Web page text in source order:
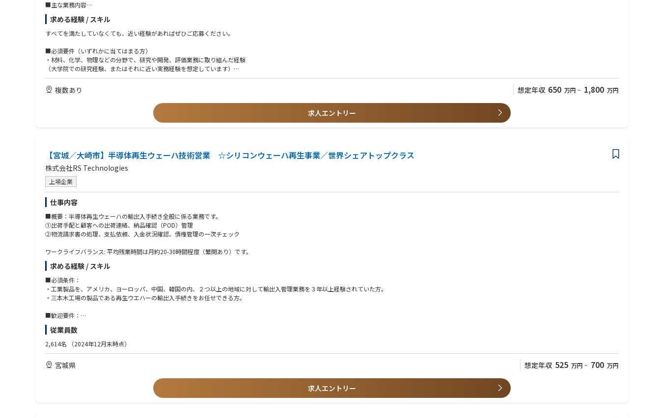
技術知識を活かしたソリューション提案型営業
顧客の生産性改善や新技術導入支援
■主な業務内容
1. 半導体製造装置の立ち上げ
工場に導入されたLam装置を稼働させ、レシピ（プロセス条件）を最適化する
形状異常、膜厚ばらつき、エッチング速度低下などをデータ分析・実験計画（DOE）で改善。歩留まり向上を支援
3. トラブルシュート（原因解析）
4. 顧客との技術連携
評価結果の説明や改善提案、デモンストレーション（お客様向けプロセス紹介）、顧客の量産工場でのプロセス条件作り
課題の定義、実験計画、スケジュール管理、チーム連携
7. 技術指導・ナレッジ共有
装置設置時のトレーニング。若手エンジニア育成
■扱う装置
希望・経験に応じて、以下のいずれかを担当します：
エッチング（Etch）
成膜（Deposition）
洗浄（Wet Clean）
■出張について
・出張無し拠点
北海道オフィス
広島オフィス
北上サービスセンター
求める経験 / スキル
すべてを満たしていなくても、近い経験があればぜひご応募ください。
■必須要件（いずれかに当てはまる方）
・材料、化学、物理などの分野で、研究や開発、評価業務に取り組んだ経験
（大学院での研究経験、またはそれに近い実務経験を想定しています）
・実験や評価を通じて、条件を変えながら結果を確認し、「なぜその結果になったのか」を考え、説明してきた経験
・技術的な内容について、社内外の関係者と会話しながら、認識をすり合わせたり、方針を決めた経験
・現場や装置、実機を扱う業務の中で、想定外のトラブルや課題に対し、原因を考え、対策を実行した経験
（技術的な説明、打ち合わせ、簡単な文書作成を含みます）
・プロジェクトマネジメント
・アプリケーションエンジニア
■以下の経験をお持ちの方は、特に親和性があります
・顧客の要望を整理し、技術的な観点で形にしてきた経験
・技術的な立場で、製品やサービスの価値を説明してきた経験
・社内外を巻き込んで、案件やテーマを前に進めた経験
・半導体材料、製造、装置メーカーでのプロセスエンジニアまたはアプリケーションエンジニア経験
■歓迎要件
・半導体、電子材料、薄膜、成膜、エッチング、洗浄などに関わる知識や経験
（業務経験でなく、研究や評価レベルでも問題ありません）
・装置メーカー、材料メーカー、デバイスメーカーなどでの評価、試作、立ち上げ、顧客対応の経験
・実験結果やデータをまとめ、改善提案や報告を行った経験（DOE、統計手法の名称を使っていなくても問題ありません）
・顧客先や現場での評価対応、技術説明、レポート作成の経験
・英語の技術資料を読むことに抵抗がない方
・複数の関係者と調整しながら、業務やプロジェクトを進めた経験
複数あり 想定年収 650 万円 ~ 1,800 万円
求人エントリー
【宮城／大崎市】半導体再生ウェーハ技術営業 ☆シリコンウェーハ再生事業／世界シェアトップクラス
株式会社RS Technologies
上場企業
仕事内容
■概要：半導体再生ウェーハの輸出入手続き全般に係る業務です。
①出荷手配と顧客への出荷連絡、納品確認（POD）管理
②物流請求書の処理、支払依頼、入金状況確認、債権管理の一次チェック
ワークライフバランス: 平均残業時間は月約20-30時間程度（繁閑あり）です。
求める経験 / スキル
■必須条件：
・工業製品を、アメリカ、ヨーロッパ、中国、韓国の内、２つ以上の地域に対して輸出入管理業務を３年以上経験されていた方。
・三本木工場の製品である再生ウエハーの輸出入手続きをお任せできる方。
■歓迎要件：
業務関係者との会話や議論（コミュニケーション）に苦手意識がなく、それを業務に活かそうとする意識・意欲のある方。
従業員数
2,614名 （2024年12月末時点）
宮城県 想定年収 525 万円 ~ 700 万円
求人エントリー